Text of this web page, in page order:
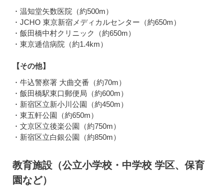
・温知堂矢数医院（約500m）
・JCHO 東京新宿メディカルセンター（約650m）
・飯田橋中村クリニック（約650m）
・東京逓信病院（約1.4km）
【その他】
・牛込警察署 大曲交番（約70m）
・飯田橋駅東口郵便局（約600m）
・新宿区立新小川公園（約450m）
・東五軒公園（約650m）
・文京区立後楽公園（約750m）
・新宿区立白銀公園（約850m）
教育施設（公立小学校・中学校 学区、保育
園など）